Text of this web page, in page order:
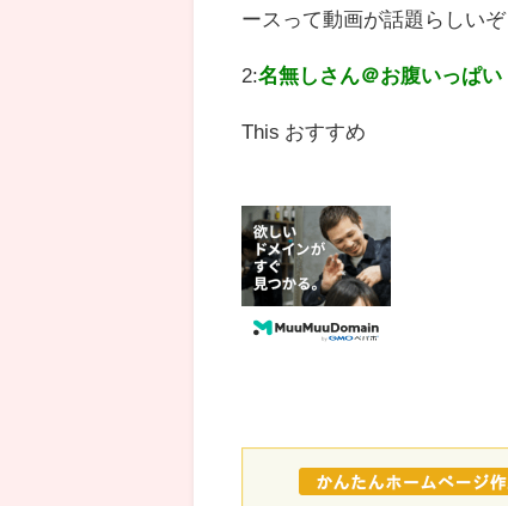
ースって動画が話題らしいぞ
2:名無しさん＠お腹いっぱい
This おすすめ